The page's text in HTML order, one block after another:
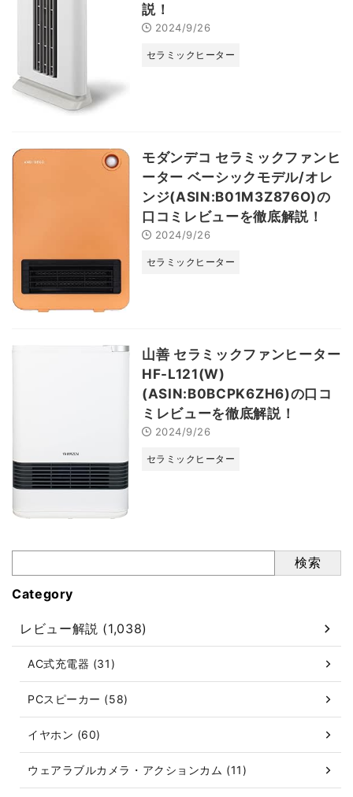
説！
2024/9/26
セラミックヒーター
モダンデコ セラミックファンヒ
ーター ベーシックモデル/オレ
ンジ(ASIN:B01M3Z876O)の
口コミレビューを徹底解説！
2024/9/26
セラミックヒーター
山善 セラミックファンヒーター
HF-L121(W)
(ASIN:B0BCPK6ZH6)の口コ
ミレビューを徹底解説！
2024/9/26
セラミックヒーター
検索
Category
レビュー解説 (1,038)
AC式充電器 (31)
PCスピーカー (58)
イヤホン (60)
ウェアラブルカメラ・アクションカム (11)